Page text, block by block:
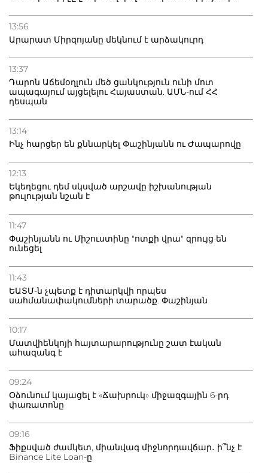
13:56
Արարատ Միրզոյանը մեկնում է արձակուրդ
13:37
Դարոն Աճեմօղլուն մեծ ցանկություն ունի մոտ
ապագայում այցելելու Հայաստան. ԱՄՆ-ում ՀՀ
դեսպան
13:14
Ինչ հարցեր են քննարկել Փաշինյանն ու Ժապարովը
12:13
Եկեղեցու դեմ սկսված արշավը իշխանության
թուլության նշան է
11:47
Փաշինյանն ու Միշուստինը "ոտքի վրա" զրույց են
ունեցել
11:43
ԵԱՏՄ-ն չպետք է դիտարկվի որպես
սահմանափակումների տարածք. Փաշինյան
10:17
Մատվիենկոյի հայտարարությունը շատ էական
ահազանգ է
09:24
Օձունում կայացել է «Ճախրուկ» միջազգային 6-րդ
փառատոնը
09:16
Ֆիքսված ժամկետ, միանվագ միջնորդավճար․ ի՞նչ է
Binance Lite Loan-ը